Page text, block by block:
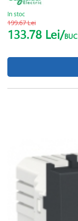
In stoc
199.67 Lei
133.78 Lei/BUC